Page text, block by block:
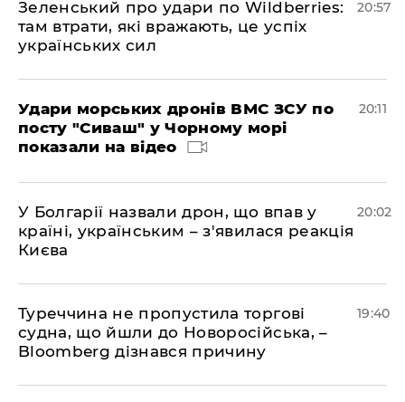
Зеленський про удари по Wildberries:
там втрати, які вражають, це успіх
українських сил
20:57
Удари морських дронів ВМС ЗСУ по
посту "Сиваш" у Чорному морі
показали на відео
20:11
У Болгарії назвали дрон, що впав у
країні, українським – з'явилася реакція
Києва
20:02
Туреччина не пропустила торгові
судна, що йшли до Новоросійська, –
Bloomberg дізнався причину
19:40